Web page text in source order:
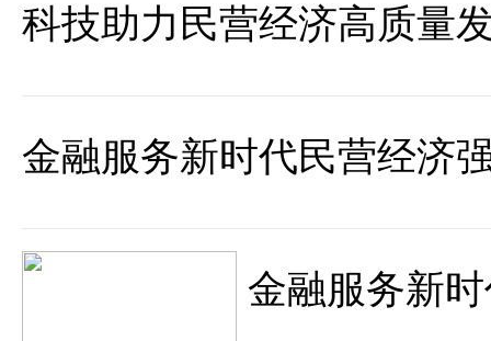
科技助力民营经济高质量
金融服务新时代民营经济
金融服务新